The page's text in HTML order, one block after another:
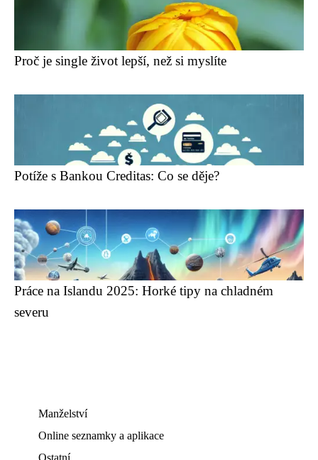
Proč je single život lepší, než si myslíte
Potíže s Bankou Creditas: Co se děje?
Práce na Islandu 2025: Horké tipy na chladném
severu
Manželství
Online seznamky a aplikace
Ostatní